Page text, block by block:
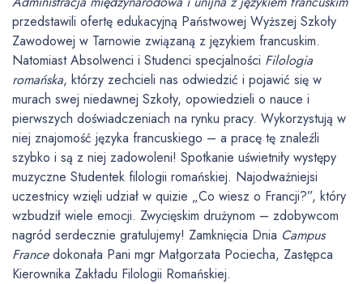
przedstawili ofertę edukacyjną Państwowej Wyższej Szkoły
Zawodowej w Tarnowie związaną z językiem francuskim.
Natomiast Absolwenci i Studenci specjalności Filologia
romańska, którzy zechcieli nas odwiedzić i pojawić się w
murach swej niedawnej Szkoły, opowiedzieli o nauce i
pierwszych doświadczeniach na rynku pracy. Wykorzystują w
niej znajomość języka francuskiego – a pracę tę znaleźli
szybko i są z niej zadowoleni! Spotkanie uświetniły występy
muzyczne Studentek filologii romańskiej. Najodważniejsi
uczestnicy wzięli udział w quizie „Co wiesz o Francji?”, który
wzbudził wiele emocji. Zwycięskim drużynom – zdobywcom
nagród serdecznie gratulujemy! Zamknięcia Dnia Campus
Francedokonała Pani mgr Małgorzata Pociecha, Zastępca
Kierownika Zakładu Filologii Romańskiej.